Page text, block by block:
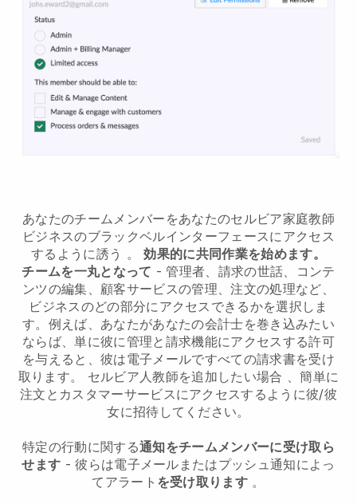
あなたのチームメンバーをあなたのセルビア家庭教師
ビジネスのブラックベルインターフェースにアクセス
するように誘う 。効果的に共同作業を始めます。
チームを一丸となって - 管理者、請求の世話、コンテ
ンツの編集、顧客サービスの管理、注文の処理など、
ビジネスのどの部分にアクセスできるかを選択しま
す。例えば、あなたがあなたの会計士を巻き込みたい
ならば、単に彼に管理と請求機能にアクセスする許可
を与えると、彼は電子メールですべての請求書を受け
取ります。 セルビア人教師を追加したい場合 、簡単に
注文とカスタマーサービスにアクセスするように彼/彼
女に招待してください。
特定の行動に関する通知をチームメンバーに受け取ら
せます - 彼らは電子メールまたはプッシュ通知によっ
てアラート を受け取ります 。